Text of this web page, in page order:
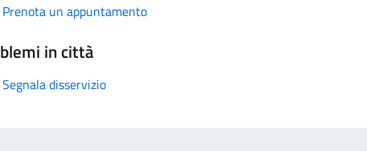
Prenota un appuntamento
in città
Segnala disservizio